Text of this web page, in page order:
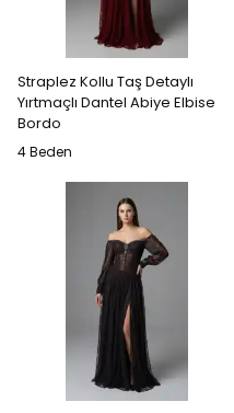
Straplez Kollu Taş Detaylı
Yırtmaçlı Dantel Abiye Elbise
Bordo
4 Beden